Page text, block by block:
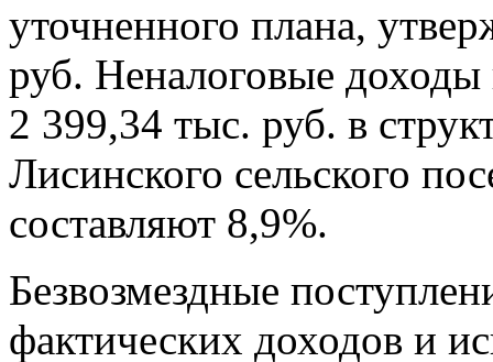
уточненного плана,
руб. Неналоговые
2 399,34 тыс. руб. в
Лисинского сельского
составляют 8,9%.
Безвозмездные
фактических доходов и